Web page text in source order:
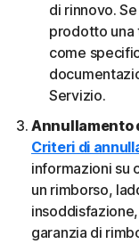
di rinnovo.
prodotto una
come
Servizio.
Annullamento
Criteri di
informazioni su
un rimborso,
garanzia di